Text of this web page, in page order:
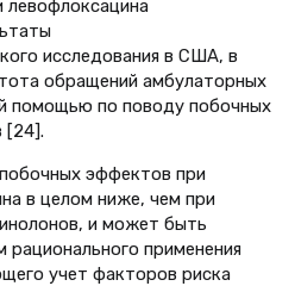
исследования в США, в
обращений амбулаторных
помощью по поводу побочных
[24].
эффектов при
в целом ниже, чем при
и может быть
рационального применения
учет факторов риска